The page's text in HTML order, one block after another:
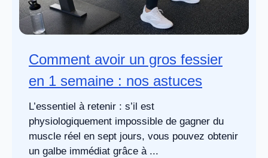
Comment avoir un gros fessier
en 1 semaine : nos astuces
L’essentiel à retenir : s’il est
physiologiquement impossible de gagner du
muscle réel en sept jours, vous pouvez obtenir
un galbe immédiat grâce à ...